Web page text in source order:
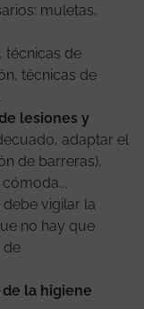
muletas,
técnicas de
técnicas de
lesiones y
adaptar el
de barreras),
debe vigilar la
no hay que
de
la higiene